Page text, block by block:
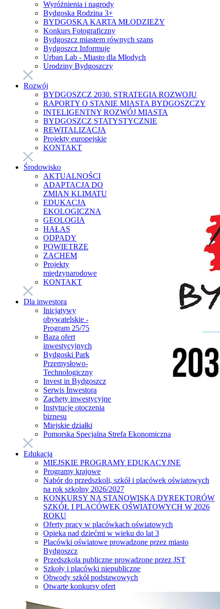
Wyróżnienia i nagrody
Bydgoska Rodzina 3+
BYDGOSKA KARTA MŁODZIEŻY
Konkurs Fotograficzny
Bydgoszcz miastem równych szans
Bydgoszcz Informuje
Urban Lab - Miasto dla Młodych
Urodziny Bydgoszczy
Rozwój
BYDGOSZCZ 2030. STRATEGIA ROZWOJU
RAPORTY O STANIE MIASTA BYDGOSZCZY
INTELIGENTNY ROZWÓJ MIASTA
BYDGOSZCZ STATYSTYCZNIE
REWITALIZACJA
Projekty europejskie
KONTAKT
Środowisko
AKTUALNOŚCI
ADAPTACJA DO
ZMIAN KLIMATU
EDUKACJA
EKOLOGICZNA
GEOLOGIA
HAŁAS
ODPADY
POWIETRZE
ZACHEM
Projekty
międzynarodowe
KONTAKT
Dla inwestora
Inicjatywy
obywatelskie -
Program 25/75
Baza ofert
inwestycyjnych
Bydgoski Park
Przemysłowo-
Technologiczny
Invest in Bydgoszcz
Serwis Inwestora
Zachęty inwestycyjne
Instytucje otoczenia
biznesu
Miejskie działki
Pomorska Specjalna Strefa Ekonomiczna
Edukacja
MIEJSKIE PROGRAMY EDUKACYJNE
Programy krajowe
Nabór do przedszkoli, szkół i placówek oświatowych
na rok szkolny 2026/2027
KONKURSY NA STANOWISKA DYREKTORÓW
SZKÓŁ I PLACÓWEK OŚWIATOWYCH W 2026
ROKU
Oferty pracy w placówkach oświatowych
Opieka nad dziećmi w wieku do lat 3
Placówki oświatowe prowadzone przez miasto
Bydgoszcz
Przedszkola publiczne prowadzone przez JST
Szkoły i placówki niepubliczne
Obwody szkół podstawowych
Otwarte konkursy ofert